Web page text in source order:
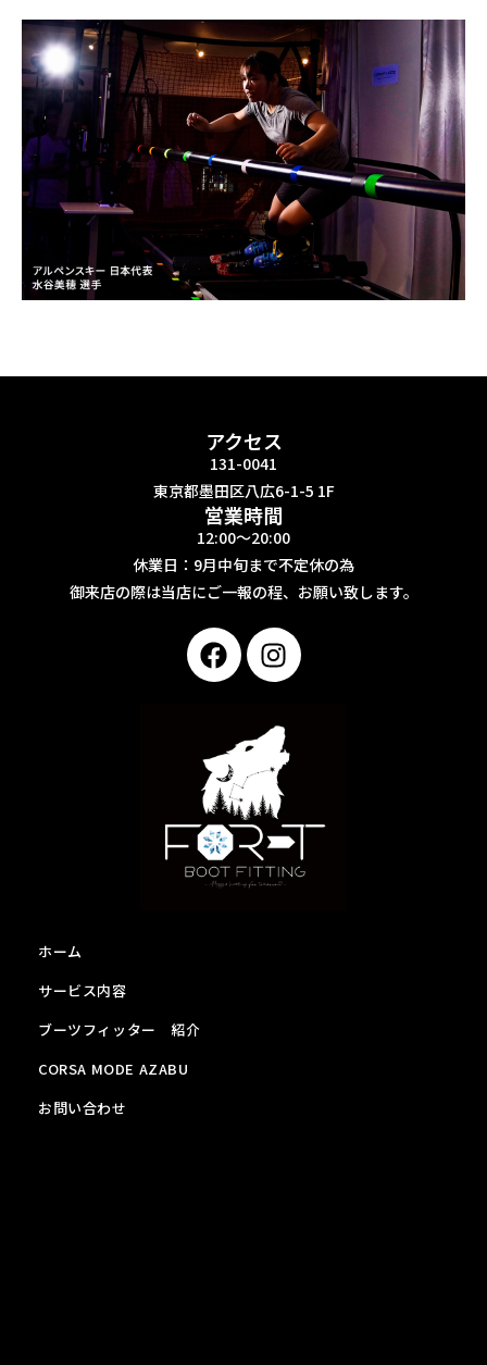
アクセス
131-0041
東京都墨田区八広6-1-5 1F
営業時間
12:00〜20:00
休業日：9月中旬まで不定休の為
御来店の際は当店にご一報の程、お願い致します。
ホーム
サービス内容
ブーツフィッター 紹介
CORSA MODE AZABU
お問い合わせ